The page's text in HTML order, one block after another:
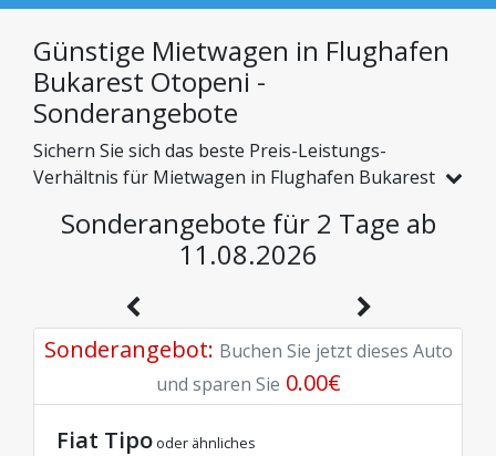
Filter, um 337 aktive Fahrzeuge vor Ort – von
insgesamt 517 in Rumänien – von 25 lokalen
Anbietern zu vergleichen.
Günstige Mietwagen in Flughafen
Bukarest Otopeni -
Sonderangebote
Sichern Sie sich das beste Preis-Leistungs-
Verhältnis für Mietwagen in Flughafen Bukarest
günstigen Preisen. Wir haben speziell für Sie
Fahrzeuge mit echten Rabatten ausgewählt,
hervorragenden Budget genießen können.
Sonderangebote für 2 Tage ab
11.08.2026
Sonderangebot: Buchen Sie jetzt dieses Auto
und sparen Sie 0.00€
Fiat Tipo oder ähnliches